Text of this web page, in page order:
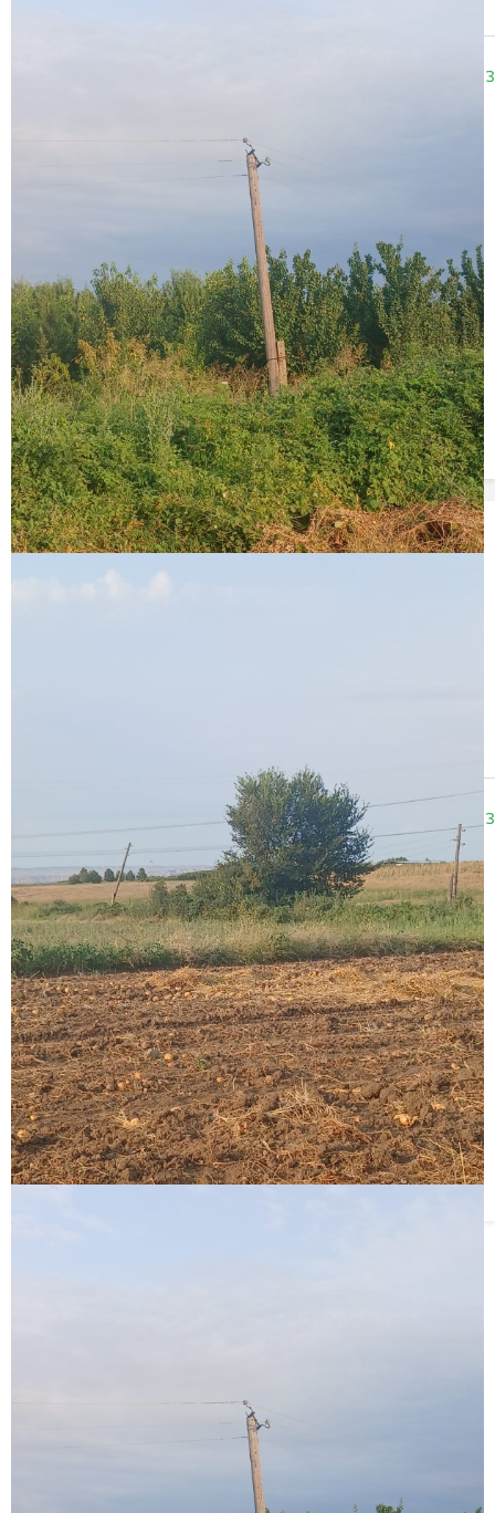
13.12.2023
09:43
10.11.2023